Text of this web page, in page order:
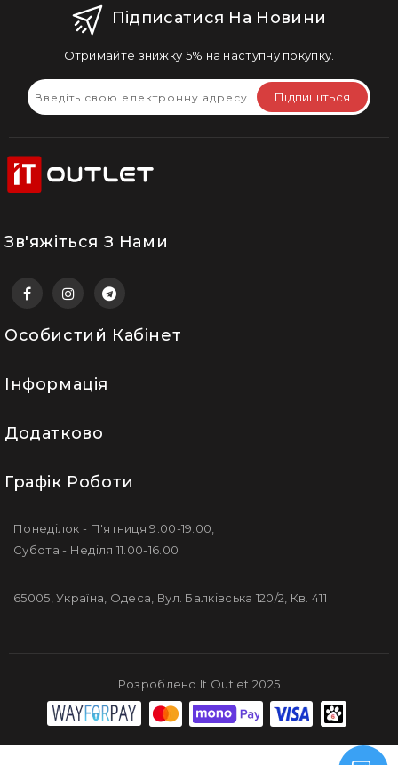
Підписатися На Новини
Отримайте знижку 5% на наступну покупку.
Підпишіться
Зв'яжіться З Нами
Особистий Кабінет
Інформація
Додатково
Графік Роботи
Понеділок - П'ятниця 9.00-19.00,
Субота - Неділя 11.00-16.00
65005, Україна, Одеса, Вул. Балківська 120/2, Кв. 411
Розроблено It Outlet 2025